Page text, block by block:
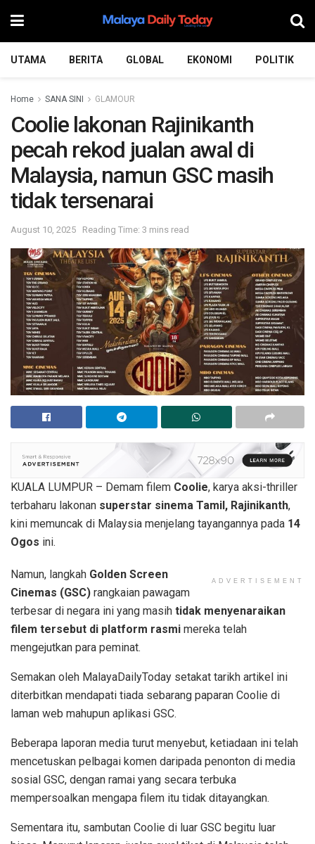
UTAMA BERITA GLOBAL EKONOMI POLITIK
Home SANA SINI GLAMOUR
Coolie lakonan Rajinikanth
pecah rekod jualan awal di
Malaysia, namun GSC masih
tidak tersenarai
August 10, 2025 Reading Time: 3 mins read
KUALA LUMPUR – Demam filem Coolie, karya aksi-thriller
terbaharu lakonan superstar sinema Tamil, Rajinikanth,
kini memuncak di Malaysia menjelang tayangannya pada 14
Ogos ini.
ADVERTISEMENT
Namun, langkah Golden Screen
Cinemas (GSC) rangkaian pawagam
terbesar di negara ini yang masih tidak menyenaraikan
filem tersebut di platform rasmi mereka telah
mengejutkan para peminat.
Semakan oleh MalayaDailyToday setakat tarikh artikel ini
diterbitkan mendapati tiada sebarang paparan Coolie di
laman web mahupun aplikasi GSC.
Beberapa laporan media turut menyebut, ketiadaan ini telah
mencetuskan pelbagai komen daripada penonton di media
sosial GSC, dengan ramai yang secara terbuka
mempersoalkan mengapa filem itu tidak ditayangkan.
Sementara itu, sambutan Coolie di luar GSC begitu luar